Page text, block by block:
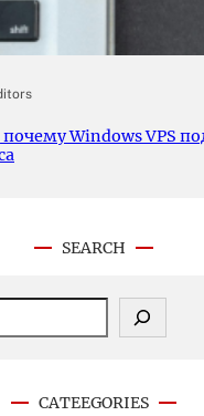
Windows VPS
SEARCH
CATEEGORIES